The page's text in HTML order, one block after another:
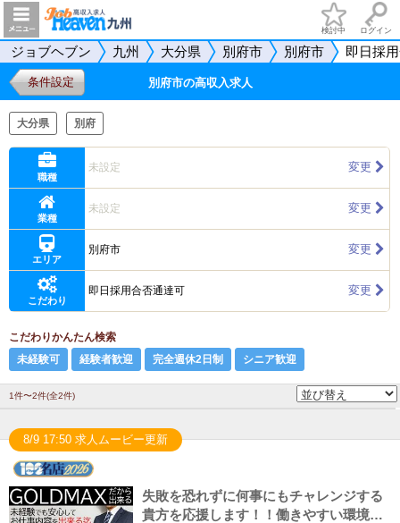
検討中 ログイン
ジョブヘブン 九州 大分県 別府市 別府市 即日採
条件設定 別府市の高収入求人
大分県 別府
職種
未設定 変更
業種
未設定 変更
エリア
別府市 変更
こだわり
即日採用合否通達可 変更
こだわりかんたん検索
未経験可
経験者歓迎 完全週休2日制 シニア歓迎
1件〜2件(全2件)
8/9 17:50 求人ムービー更新
失敗を恐れずに何事にもチャレンジする
貴方を応援します！！働きやすい環境で